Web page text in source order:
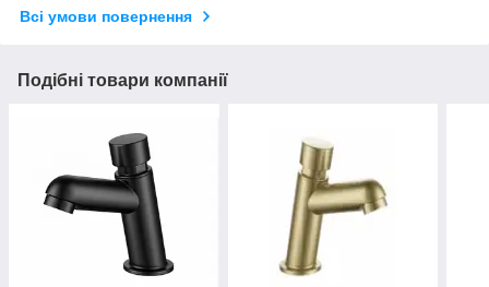
Всі умови повернення
Подібні товари компанії